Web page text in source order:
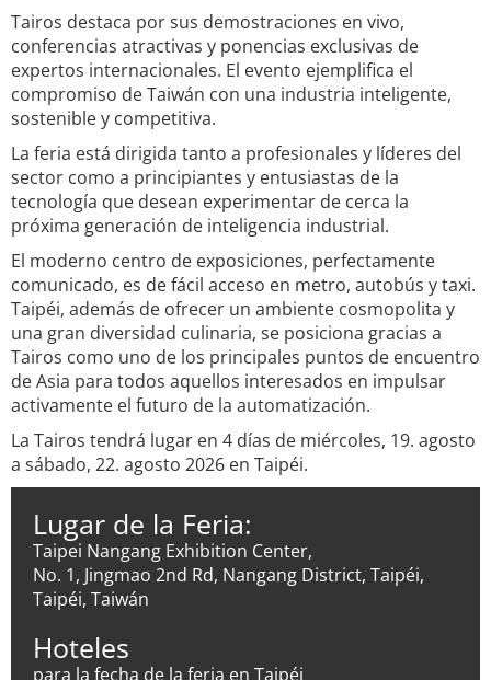
Tairos destaca por sus demostraciones en vivo,
conferencias atractivas y ponencias exclusivas de
expertos internacionales. El evento ejemplifica el
compromiso de Taiwán con una industria inteligente,
sostenible y competitiva.
La feria está dirigida tanto a profesionales y líderes del
sector como a principiantes y entusiastas de la
tecnología que desean experimentar de cerca la
próxima generación de inteligencia industrial.
El moderno centro de exposiciones, perfectamente
comunicado, es de fácil acceso en metro, autobús y taxi.
Taipéi, además de ofrecer un ambiente cosmopolita y
una gran diversidad culinaria, se posiciona gracias a
Tairos como uno de los principales puntos de encuentro
de Asia para todos aquellos interesados en impulsar
activamente el futuro de la automatización.
La Tairos tendrá lugar en 4 días de miércoles, 19. agosto
a sábado, 22. agosto 2026 en Taipéi.
Lugar de la Feria:
Taipei Nangang Exhibition Center,
No. 1, Jingmao 2nd Rd, Nangang District, Taipéi,
Taipéi, Taiwán
Hoteles
para la fecha de la feria en Taipéi